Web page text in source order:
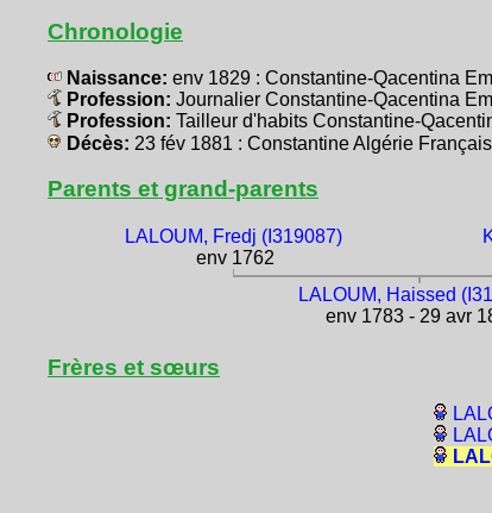
Chronologie
Naissance: env 1829 : Constantine-Qacentina
Profession: Journalier Constantine-Qacentina
Profession: Tailleur d'habits Constantine-
Décès: 23 fév 1881 : Constantine Algérie
Parents et grand-parents
LALOUM, Fredj (I319087)
env 1762
LALOUM, Haissed
env 1783 - 29 avr
Frères et sœurs